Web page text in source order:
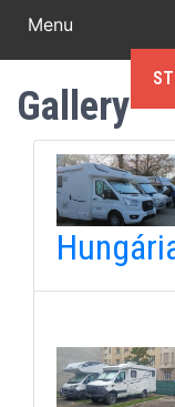
Menu
Gallery